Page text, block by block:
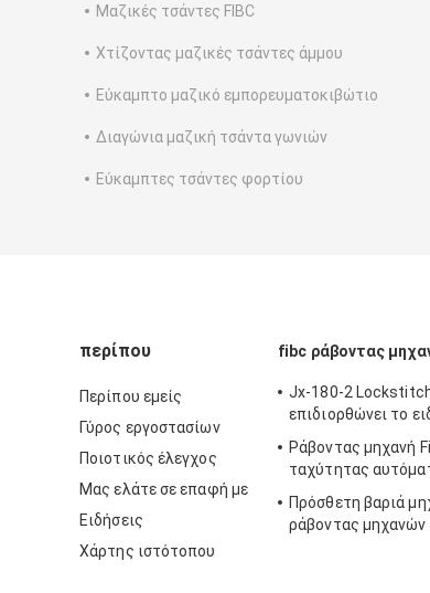
Μαζικές τσάντες FIBC
Χτίζοντας μαζικές τσάντες άμμου
Εύκαμπτο μαζικό εμπορευματοκιβώτιο
Διαγώνια μαζική τσάντα γωνιών
Εύκαμπτες τσάντες φορτίου
περίπου
Περίπου εμείς
Γύρος εργοστασίων
Ποιοτικός έλεγχος
Μας ελάτε σε επαφή με
Ειδήσεις
Χάρτης ιστότοπου
fibc ράβοντας
Jx-180-2 Lockstitch
επιδιορθώνει το
Ράβοντας μηχανή
ταχύτητας
Πρόσθετη βαριά
ράβοντας μηχανών